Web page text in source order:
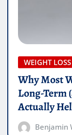
WEIGHT
Why Most
Long-Term
Actually
Benjamin